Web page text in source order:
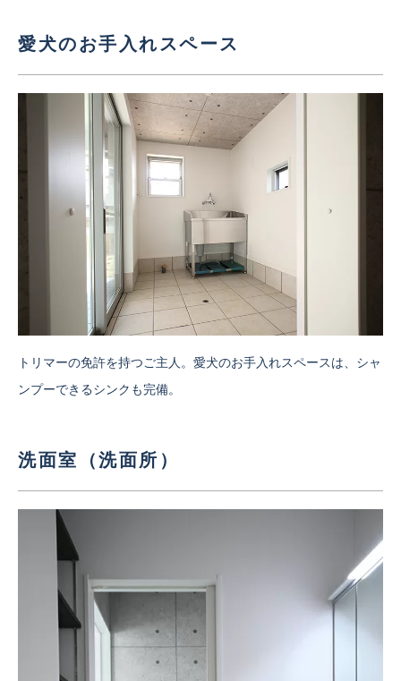
愛犬のお手入れスペース
トリマーの免許を持つご主人。愛犬のお手入れスペースは、シャ
ンプーできるシンクも完備。
洗面室（洗面所）